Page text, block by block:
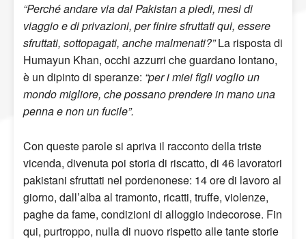
“Perché andare via dal Pakistan a piedi, mesi di
viaggio e di privazioni, per finire sfruttati qui, essere
sfruttati, sottopagati, anche malmenati?”La risposta di
Humayun Khan, occhi azzurri che guardano lontano,
è un dipinto di speranze: “per i miei figli voglio un
mondo migliore, che possano prendere in mano una
penna e non un fucile”.
Con queste parole si apriva il racconto della triste
vicenda, divenuta poi storia di riscatto, di 46 lavoratori
pakistani sfruttati nel pordenonese: 14 ore di lavoro al
giorno, dall’alba al tramonto, ricatti, truffe, violenze,
paghe da fame, condizioni di alloggio indecorose. Fin
qui, purtroppo, nulla di nuovo rispetto alle tante storie